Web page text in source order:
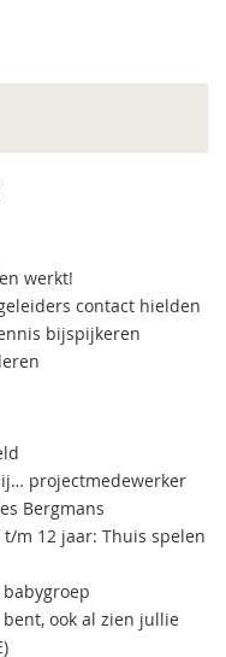
werkt!
contact hielden
bijspijkeren
projectmedewerker
Bergmans
t/m 12 jaar: Thuis spelen
ook al zien jullie